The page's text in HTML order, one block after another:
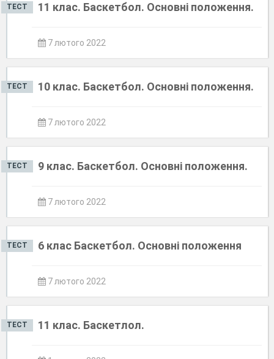
ТЕСТ 11 клас. Баскетбол. Основні положення.
7 лютого 2022
ТЕСТ 10 клас. Баскетбол. Основні положення.
7 лютого 2022
ТЕСТ 9 клас. Баскетбол. Основні положення.
7 лютого 2022
ТЕСТ 6 клас Баскетбол. Основні положення
7 лютого 2022
ТЕСТ 11 клас. Баскетлол.